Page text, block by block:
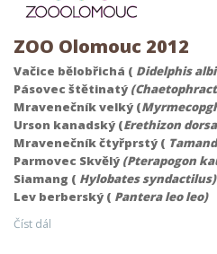
ZOO Olomouc 2012
Vačice bělobřichá ( Didelphis
Pásovec štětinatý
Mravenečník velký (
Urson kanadský (Erethizon
Mravenečník čtyřprstý (
Parmovec Skvělý (Pterapogon
Siamang ( Hylobates syndactilus)
Lev berberský ( Pantera leo leo)
Číst dál